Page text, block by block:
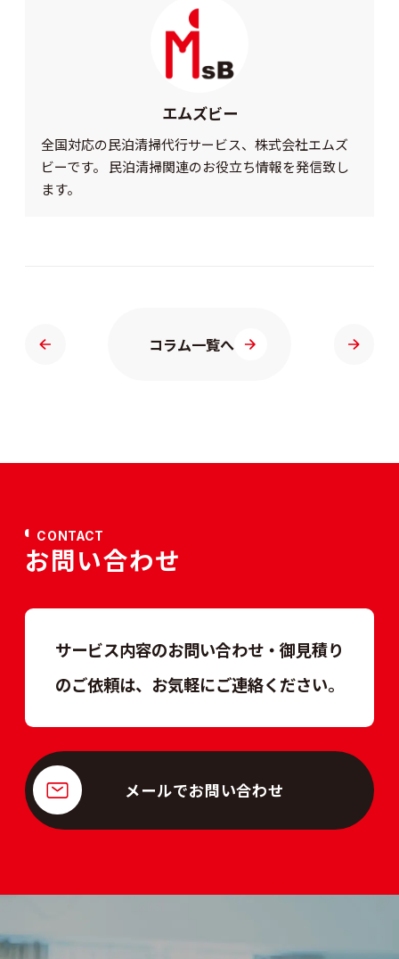
エムズビー
全国対応の民泊清掃代行サービス、株式会社エムズ
ビーです。 民泊清掃関連のお役立ち情報を発信致し
ます。
コラム一覧へ
お問い合わせ
CONTACT
サービス内容のお問い合わせ・御見積り
のご依頼は、 お気軽にご連絡ください。
メールでお問い合わせ